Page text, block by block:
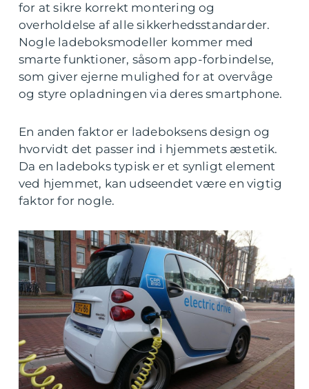
for at sikre korrekt montering og
overholdelse af alle sikkerhedsstandarder.
Nogle ladeboksmodeller kommer med
smarte funktioner, såsom app-forbindelse,
som giver ejerne mulighed for at overvåge
og styre opladningen via deres smartphone.
En anden faktor er ladeboksens design og
hvorvidt det passer ind i hjemmets æstetik.
Da en ladeboks typisk er et synligt element
ved hjemmet, kan udseendet være en vigtig
faktor for nogle.